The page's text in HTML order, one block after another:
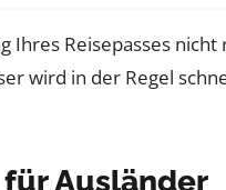
Ihres Reisepasses
wird in der Regel
Ausländer